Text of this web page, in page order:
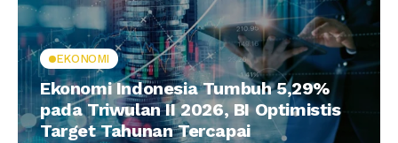
EKONOMI
Ekonomi Indonesia Tumbuh 5,29%
pada Triwulan II 2026, BI Optimistis
Target Tahunan Tercapai